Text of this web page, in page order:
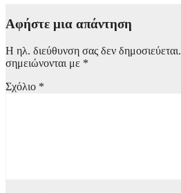
Αφήστε μια απάντηση
Η ηλ. διεύθυνση σας δεν δημοσιεύεται.
σημειώνονται με *
Σχόλιο *